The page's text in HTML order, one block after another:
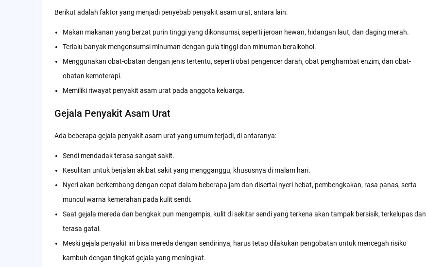
Berikut adalah faktor yang menjadi penyebab penyakit asam urat, antara lain:
Makan makanan yang berzat purin tinggi yang dikonsumsi, seperti jeroan hewan, hidangan laut, dan daging merah.
Terlalu banyak mengonsumsi minuman dengan gula tinggi dan minuman beralkohol.
Menggunakan obat-obatan dengan jenis tertentu, seperti obat pengencer darah, obat penghambat enzim, dan obat-
obatan kemoterapi.
Memiliki riwayat penyakit asam urat pada anggota keluarga.
Gejala Penyakit Asam Urat
Ada beberapa gejala penyakit asam urat yang umum terjadi, di antaranya:
Sendi mendadak terasa sangat sakit.
Kesulitan untuk berjalan akibat sakit yang mengganggu, khususnya di malam hari.
Nyeri akan berkembang dengan cepat dalam beberapa jam dan disertai nyeri hebat, pembengkakan, rasa panas, serta
muncul warna kemerahan pada kulit sendi.
Saat gejala mereda dan bengkak pun mengempis, kulit di sekitar sendi yang terkena akan tampak bersisik, terkelupas dan
terasa gatal.
Meski gejala penyakit ini bisa mereda dengan sendirinya, harus tetap dilakukan pengobatan untuk mencegah risiko
kambuh dengan tingkat gejala yang meningkat.